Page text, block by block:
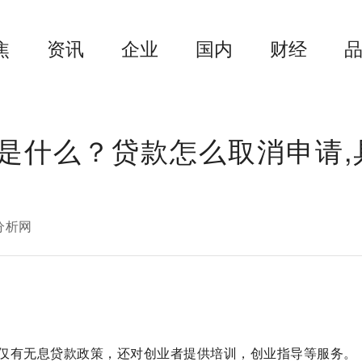
资讯 企业 国内 财经
什么？贷款怎么取消申请,
析网
无息贷款政策，还对创业者提供培训，创业指导等服务。